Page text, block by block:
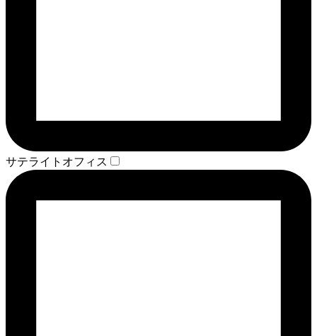
サテライトオフィス